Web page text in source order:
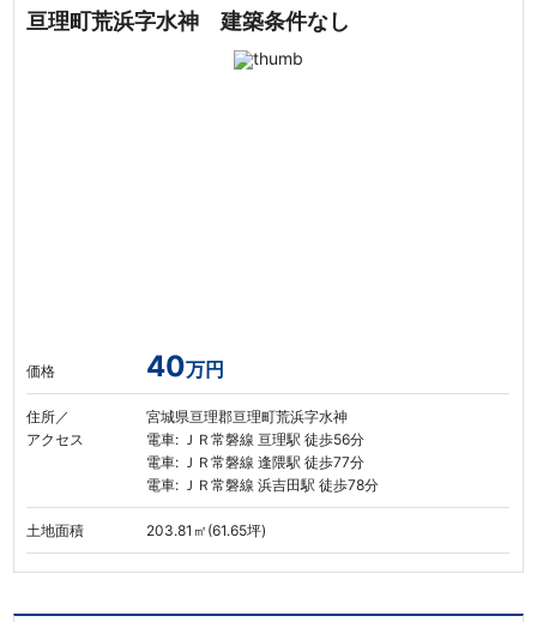
亘理町荒浜字水神 建築条件なし
価格 40万円
住所／
アクセス
宮城県亘理郡亘理町荒浜字水神
電車: ＪＲ常磐線 亘理駅 徒歩56分
電車: ＪＲ常磐線 逢隈駅 徒歩77分
電車: ＪＲ常磐線 浜吉田駅 徒歩78分
土地面積 203.81㎡(61.65坪)